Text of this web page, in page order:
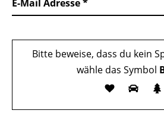
E-Mail Adresse
Bitte beweise, dass du kein
wähle das Symbol